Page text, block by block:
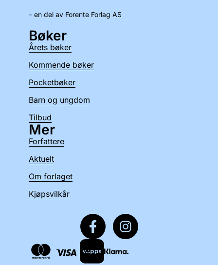
– en del av Forente Forlag AS
Bøker
Årets bøker
Kommende bøker
Pocketbøker
Barn og ungdom
Tilbud
Mer
Forfattere
Aktuelt
Om forlaget
Kjøpsvilkår